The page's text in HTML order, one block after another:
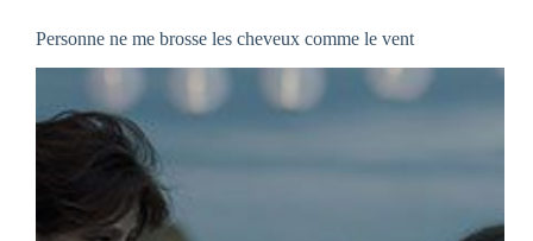
Personne ne me brosse les cheveux comme le vent